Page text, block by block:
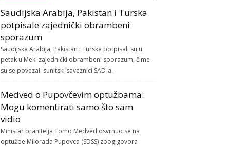
Saudijska Arabija, Pakistan i Turska
potpisale zajednički obrambeni
sporazum
Saudijska Arabija, Pakistan i Turska potpisali su u
petak u Meki zajednički obrambeni sporazum, čime
su se povezali sunitski saveznici SAD-a.
Medved o Pupovčevim optužbama:
Mogu komentirati samo što sam
vidio
Ministar branitelja Tomo Medved osvrnuo se na
optužbe Milorada Pupovca (SDSS) zbog govora